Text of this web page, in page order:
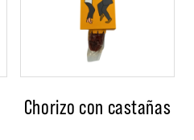
Chorizo con castañas